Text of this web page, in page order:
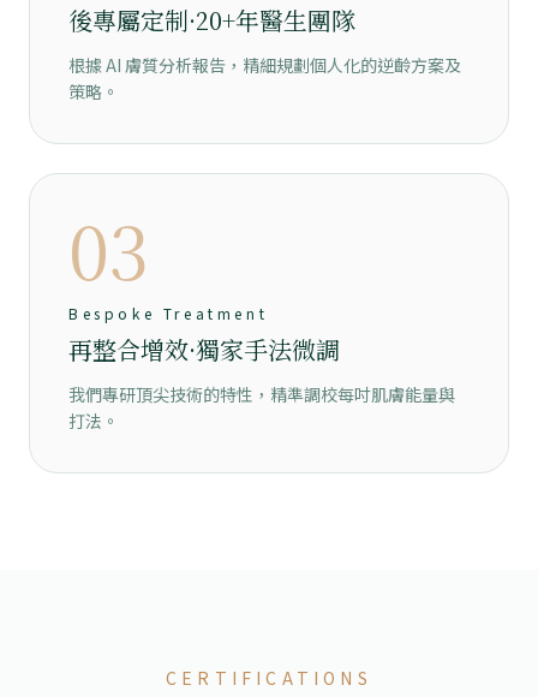
後專屬定制·20+年醫生團隊
根據 AI 膚質分析報告，精細規劃個人化的逆齡方案及
策略。
03
Bespoke Treatment
再整合增效·獨家手法微調
我們專研頂尖技術的特性，精準調校每吋肌膚能量與
打法。
CERTIFICATIONS